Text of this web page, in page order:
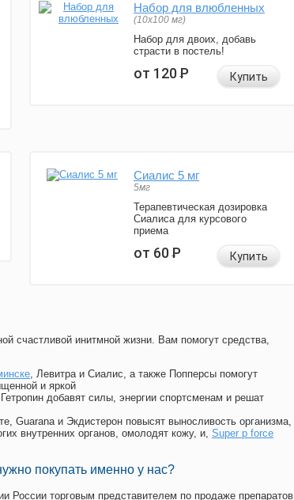
Набор для влюбленных
(10х100 мг)
Набор для двоих, добавь
страсти в постель!
от 120Р Купить
Сиалис 5 мг
5мг
Терапевтическая дозировка
Сиалиса для курсового
приема
от 60Р Купить
счастливой инитмной жизни. Вам помогут средства,
, Левитра и Сиалис, а также Попперсы помогут
и яркой
добавят силы, энергии спортсменам и решат
Guarana и Экдистерон повысят выносливость организма,
внутренних органов, омолодят кожу, и, Super p force
покупать именно у нас?
торговым представителем по продаже препаратов